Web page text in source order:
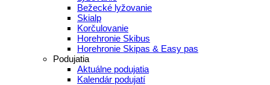
Bežecké lyžovanie
Skialp
Korčulovanie
Horehronie Skibus
Horehronie Skipas & Easy pas
Podujatia
Aktuálne podujatia
Kalendár podujatí